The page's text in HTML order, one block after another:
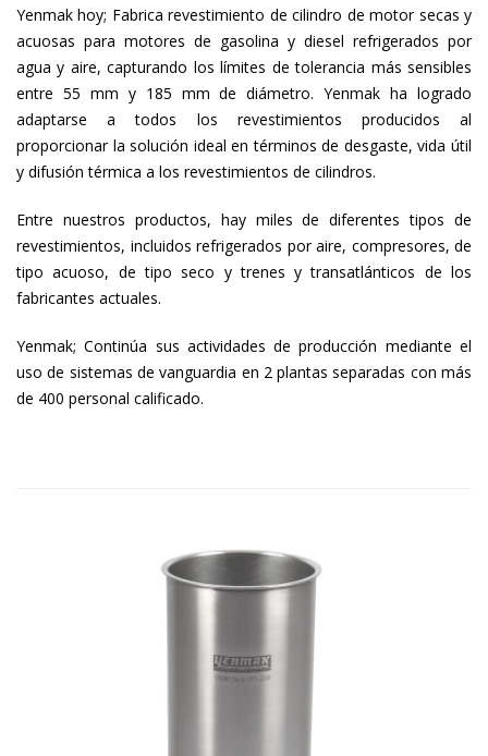
Yenmak hoy; Fabrica revestimiento de cilindro de motor secas y
acuosas para motores de gasolina y diesel refrigerados por
agua y aire, capturando los límites de tolerancia más sensibles
entre 55 mm y 185 mm de diámetro. Yenmak ha logrado
adaptarse a todos los revestimientos producidos al
proporcionar la solución ideal en términos de desgaste, vida útil
y difusión térmica a los revestimientos de cilindros.
Entre nuestros productos, hay miles de diferentes tipos de
revestimientos, incluidos refrigerados por aire, compresores, de
tipo acuoso, de tipo seco y trenes y transatlánticos de los
fabricantes actuales.
Yenmak; Continúa sus actividades de producción mediante el
uso de sistemas de vanguardia en 2 plantas separadas con más
de 400 personal calificado.